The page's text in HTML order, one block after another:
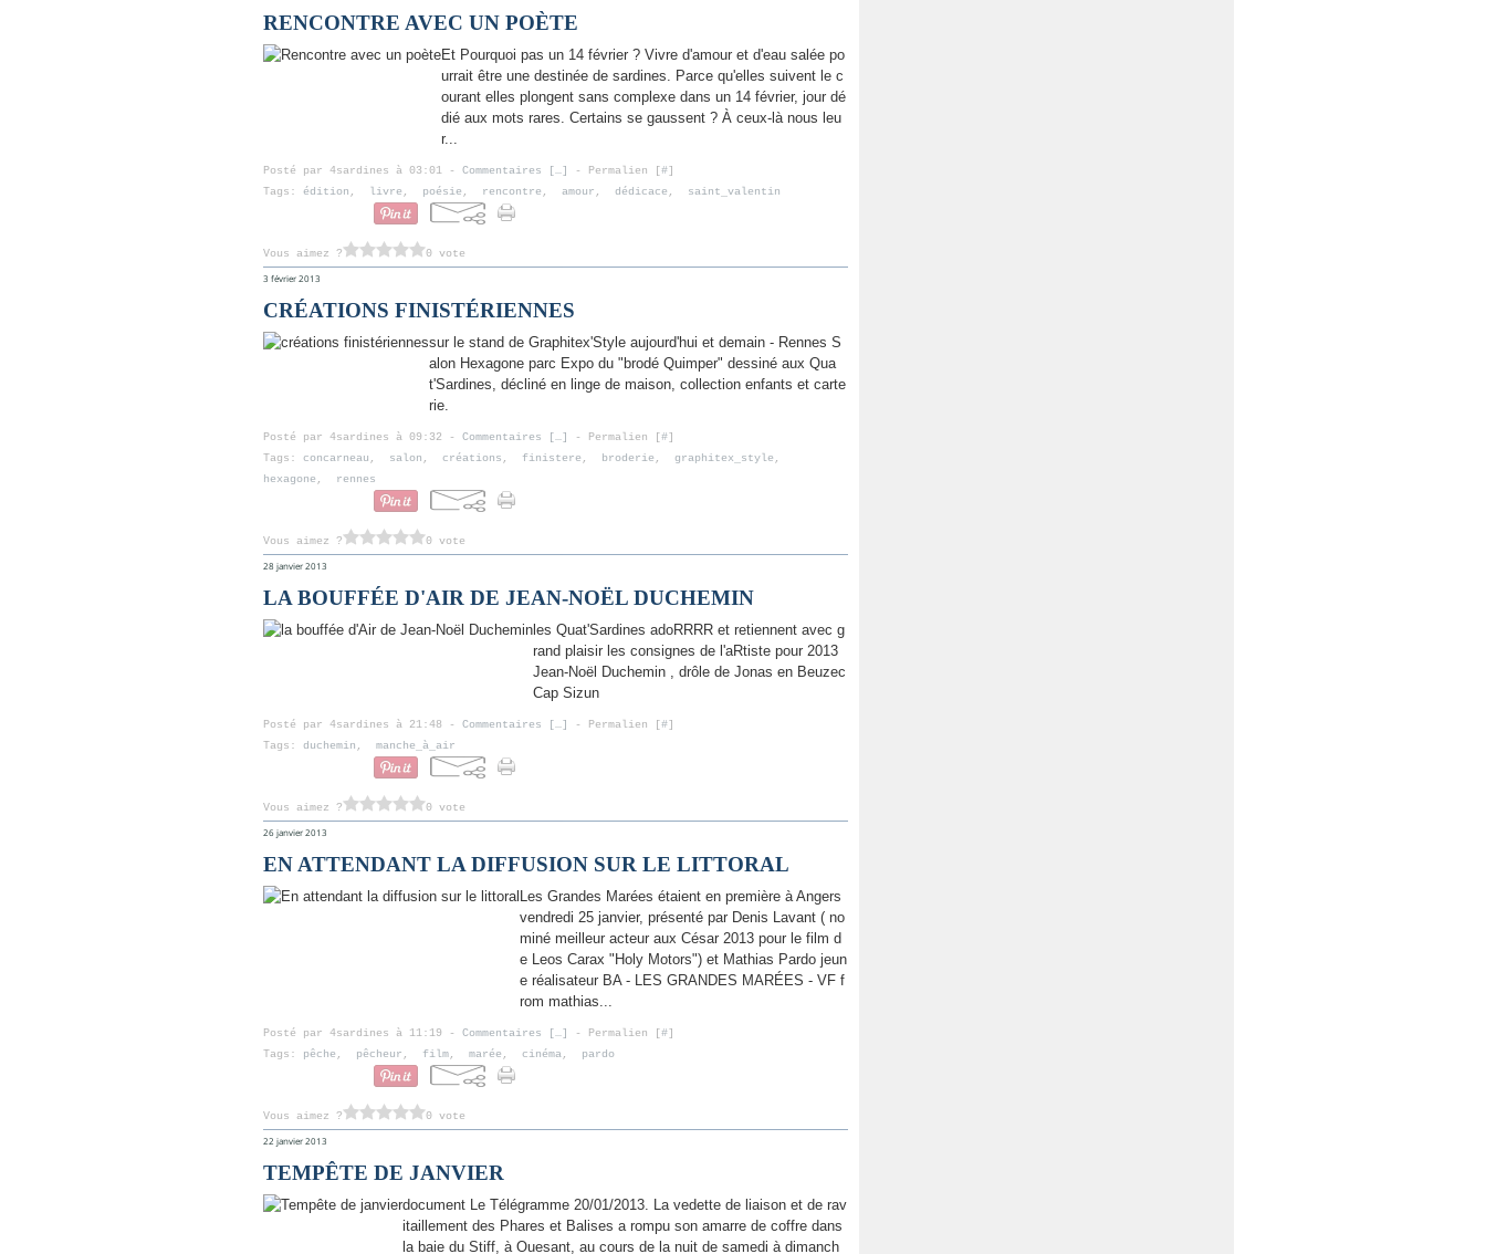
RENCONTRE AVEC UN POÈTE
Et Pourquoi pas un 14 février ? Vivre d'amour et d'eau salée po
urrait être une destinée de sardines. Parce qu'elles suivent le c
ourant elles plongent sans complexe dans un 14 février, jour dé
dié aux mots rares. Certains se gaussent ? À ceux-là nous leu
r...
Posté par 4sardines à 03:01 - Commentaires […] - Permalien [#]
Tags: édition , livre , poésie , rencontre , amour , dédicace , saint_valentin
Vous aimez ?
0 vote
3 février 2013
CRÉATIONS FINISTÉRIENNES
sur le stand de Graphitex'Style aujourd'hui et demain - Rennes S
alon Hexagone parc Expo du "brodé Quimper" dessiné aux Qua
t'Sardines, décliné en linge de maison, collection enfants et carte
rie.
Posté par 4sardines à 09:32 - Commentaires […] - Permalien [#]
Tags: concarneau , salon , créations , finistere , broderie , graphitex_style ,
hexagone , rennes
Vous aimez ?
0 vote
28 janvier 2013
LA BOUFFÉE D'AIR DE JEAN-NOËL DUCHEMIN
les Quat'Sardines adoRRRR et retiennent avec g
rand plaisir les consignes de l'aRtiste pour 2013
Jean-Noël Duchemin , drôle de Jonas en Beuzec
Cap Sizun
Posté par 4sardines à 21:48 - Commentaires […] - Permalien [#]
Tags: duchemin , manche_à_air
Vous aimez ?
0 vote
26 janvier 2013
EN ATTENDANT LA DIFFUSION SUR LE LITTORAL
Les Grandes Marées étaient en première à Angers
vendredi 25 janvier, présenté par Denis Lavant ( no
miné meilleur acteur aux César 2013 pour le film d
e Leos Carax "Holy Motors") et Mathias Pardo jeun
e réalisateur BA - LES GRANDES MARÉES - VF f
rom mathias...
Posté par 4sardines à 11:19 - Commentaires […] - Permalien [#]
Tags: pêche , pêcheur , film, marée , cinéma, pardo
Vous aimez ?
0 vote
22 janvier 2013
TEMPÊTE DE JANVIER
document Le Télégramme 20/01/2013. La vedette de liaison et de rav
itaillement des Phares et Balises a rompu son amarre de coffre dans
la baie du Stiff, à Ouesant, au cours de la nuit de samedi à dimanch